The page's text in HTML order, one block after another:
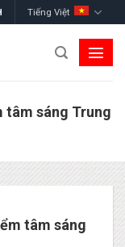
Tiếng Việt
tâm sáng Trung
tâm sáng